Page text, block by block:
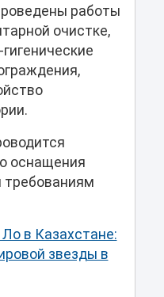
работы
очистке,
оснащения
требованиям
в Казахстане:
звезды в